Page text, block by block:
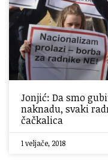
Jonjić: Da smo
naknadu, svaki
čačkalica
1 veljače, 2018